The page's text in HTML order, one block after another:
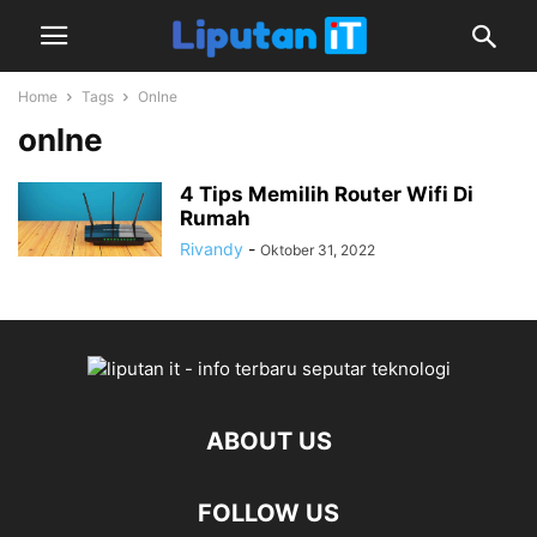
Home Tags Onlne
onlne
4 Tips Memilih Router Wifi Di
Rumah
Rivandy - Oktober 31, 2022
ABOUT US
FOLLOW US